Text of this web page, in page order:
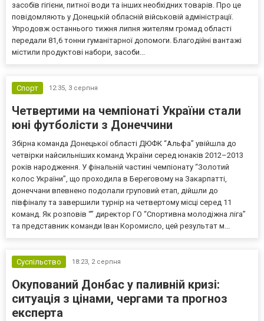
засобів гігієни, питної води та інших необхідних товарів. Про це
повідомляють у Донецькій обласній військовій адміністрації.
Упродовж останнього тижня липня жителям громад області
передали 81,6 тонни гуманітарної допомоги. Благодійні вантажі
містили продуктові набори, засоби...
Спорт 12:35, 3 серпня
Четвертими на чемпіонаті України стали
юні футболісти з Донеччини
Збірна команда Донецької області ДЮФК “Альфа” увійшла до
четвірки найсильніших команд України серед юнаків 2012–2013
років народження. У фінальній частині чемпіонату “Золотий
колос України”, що проходила в Береговому на Закарпатті,
донеччани впевнено подолали груповий етап, дійшли до
півфіналу та завершили турнір на четвертому місці серед 11
команд. Як розповів “” директор ГО “Спортивна молодіжна ліга”
та представник команди Іван Коромисло, цей результат м...
Суспільство 18:23, 2 серпня
Окупований Донбас у паливній кризі:
ситуація з цінами, чергами та прогноз
експерта